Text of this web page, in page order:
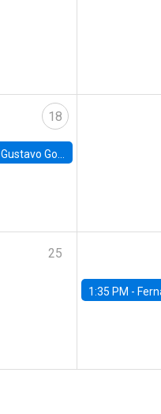
18
Gustavo González, Banco Central de Chile
25
1:35 PM - Fernanda Rojas